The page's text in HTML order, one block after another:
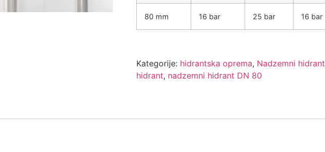
80 mm 16 bar 25 bar 16 bar
Kategorije: hidrantska oprema, Nadzemni hidrant
hidrant, nadzemni hidrant DN 80